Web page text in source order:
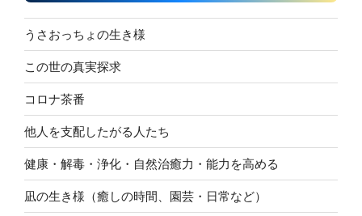
うさおっちょの生き様
この世の真実探求
コロナ茶番
他人を支配したがる人たち
健康・解毒・浄化・自然治癒力・能力を高める
凪の生き様（癒しの時間、園芸・日常など）